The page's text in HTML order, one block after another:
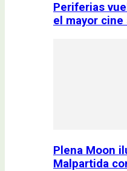
Periferias
el mayor cine
Plena Moon
Malpartida